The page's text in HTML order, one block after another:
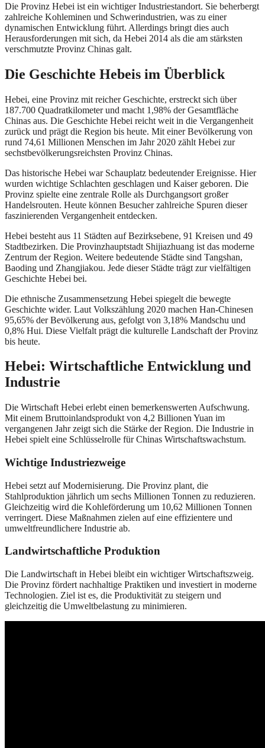
Die Provinz Hebei ist ein wichtiger Industriestandort. Sie beherbergt
zahlreiche Kohleminen und Schwerindustrien, was zu einer
dynamischen Entwicklung führt. Allerdings bringt dies auch
Herausforderungen mit sich, da Hebei 2014 als die am stärksten
verschmutzte Provinz Chinas galt.
Die Geschichte Hebeis im Überblick
Hebei, eine Provinz mit reicher Geschichte, erstreckt sich über
187.700 Quadratkilometer und macht 1,98% der Gesamtfläche
Chinas aus. Die Geschichte Hebei reicht weit in die Vergangenheit
zurück und prägt die Region bis heute. Mit einer Bevölkerung von
rund 74,61 Millionen Menschen im Jahr 2020 zählt Hebei zur
sechstbevölkerungsreichsten Provinz Chinas.
Das historische Hebei war Schauplatz bedeutender Ereignisse. Hier
wurden wichtige Schlachten geschlagen und Kaiser geboren. Die
Provinz spielte eine zentrale Rolle als Durchgangsort großer
Handelsrouten. Heute können Besucher zahlreiche Spuren dieser
faszinierenden Vergangenheit entdecken.
Hebei besteht aus 11 Städten auf Bezirksebene, 91 Kreisen und 49
Stadtbezirken. Die Provinzhauptstadt Shijiazhuang ist das moderne
Zentrum der Region. Weitere bedeutende Städte sind Tangshan,
Baoding und Zhangjiakou. Jede dieser Städte trägt zur vielfältigen
Geschichte Hebei bei.
Die ethnische Zusammensetzung Hebei spiegelt die bewegte
Geschichte wider. Laut Volkszählung 2020 machen Han-Chinesen
95,65% der Bevölkerung aus, gefolgt von 3,18% Mandschu und
0,8% Hui. Diese Vielfalt prägt die kulturelle Landschaft der Provinz
bis heute.
Hebei: Wirtschaftliche Entwicklung und
Industrie
Die Wirtschaft Hebei erlebt einen bemerkenswerten Aufschwung.
Mit einem Bruttoinlandsprodukt von 4,2 Billionen Yuan im
vergangenen Jahr zeigt sich die Stärke der Region. Die Industrie in
Hebei spielt eine Schlüsselrolle für Chinas Wirtschaftswachstum.
Wichtige Industriezweige
Hebei setzt auf Modernisierung. Die Provinz plant, die
Stahlproduktion jährlich um sechs Millionen Tonnen zu reduzieren.
Gleichzeitig wird die Kohleförderung um 10,62 Millionen Tonnen
verringert. Diese Maßnahmen zielen auf eine effizientere und
umweltfreundlichere Industrie ab.
Landwirtschaftliche Produktion
Die Landwirtschaft in Hebei bleibt ein wichtiger Wirtschaftszweig.
Die Provinz fördert nachhaltige Praktiken und investiert in moderne
Technologien. Ziel ist es, die Produktivität zu steigern und
gleichzeitig die Umweltbelastung zu minimieren.